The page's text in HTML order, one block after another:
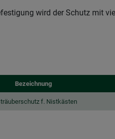
wird der Schutz mit
Bezeichnung
f. Nistkästen